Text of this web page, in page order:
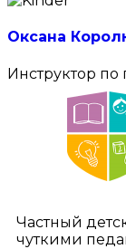
Оксана
Инструктор
Частный
чуткими